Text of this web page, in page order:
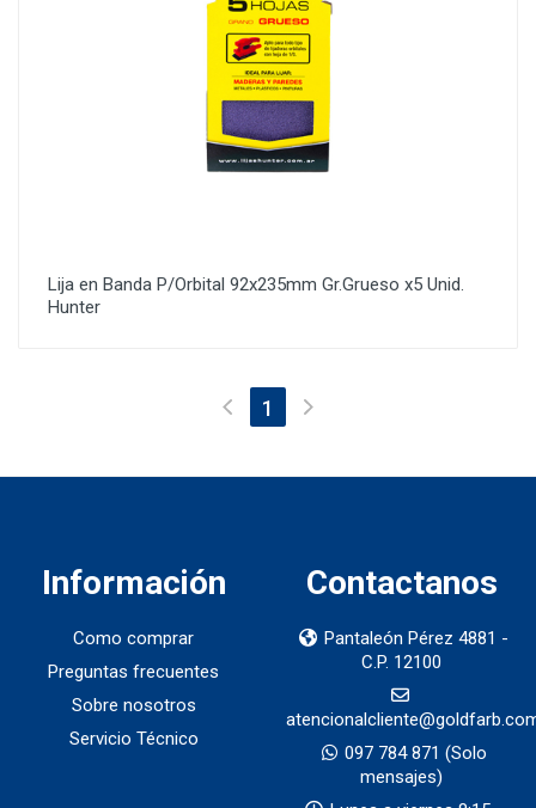
Lija en Banda P/Orbital 92x235mm Gr.Grueso x5 Unid.
Hunter
1 (current)
Información
Como comprar
Preguntas frecuentes
Sobre nosotros
Servicio Técnico
Contactanos
Pantaleón Pérez 4881 -
C.P. 12100
097 784 871 (Solo
mensajes)